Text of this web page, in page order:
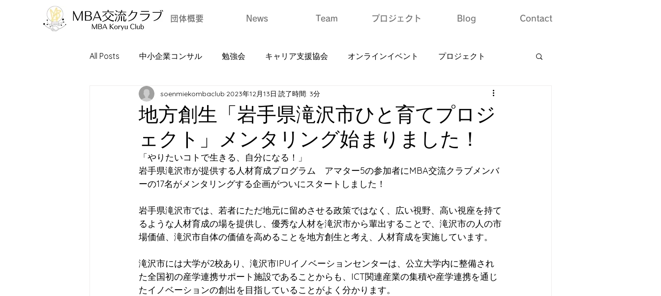
団体概要 News Team プロジェクト Blog Contact
All Posts 中小企業コンサル 勉強会 キャリア支援協会 オンラインイベント プロジェクト
地方創生「岩手県滝沢市ひと育てプロジ
ェクト」メンタリング始まりました！
soenmiekombaclub 2023年12月13日 読了時間: 3分
「やりたいコトで生きる、自分になる！」
岩手県滝沢市が提供する人材育成プログラム　アマター5の参加者にMBA交流クラブメンバ
ーの17名がメンタリングする企画がついにスタートしました！
岩手県滝沢市では、若者にただ地元に留めさせる政策ではなく、広い視野、高い視座を持て
るような人材育成の場を提供し、優秀な人材を滝沢市から輩出することで、滝沢市の人の市
場価値、滝沢市自体の価値を高めることを地方創生と考え、人材育成を実施しています。
滝沢市には大学が2校あり、滝沢市IPUイノベーションセンターは、公立大学内に整備され
た全国初の産学連携サポート施設であることからも、ICT関連産業の集積や産学連携を通じ
たイノベーションの創出を目指していることがよく分かります。